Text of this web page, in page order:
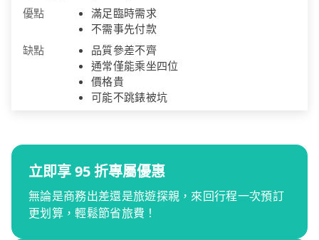
優點
滿足臨時需求
不需事先付款
缺點
品質參差不齊
通常僅能乘坐四位
價格貴
可能不跳錶被坑
立即享 95 折專屬優惠
無論是商務出差還是旅遊探親，來回行程一次預訂
更划算，輕鬆節省旅費！